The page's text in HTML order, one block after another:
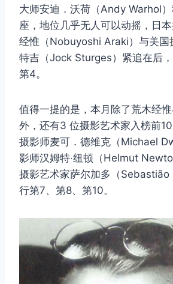
大师安迪．沃荷（Andy Warhol
座，地位几乎无人可以动摇，日
经惟（Nobuyoshi Araki）与美国
特吉（Jock Sturges）紧追在后，
第4。
值得一提的是，本月除了荒木经
外，还有3 位摄影艺术家入榜前
摄影师麦可．德维克（Michael
影师汉姆特‧纽顿（Helmut
摄影艺术家萨尔加多（
行第7、第8、第10。